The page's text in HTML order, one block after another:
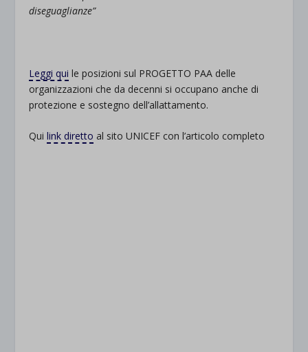
diseguaglianze”
Leggi qui le posizioni sul PROGETTO PAA delle
organizzazioni che da decenni si occupano anche di
protezione e sostegno dell’allattamento.
Quilink diretto al sito UNICEF con l’articolo completo